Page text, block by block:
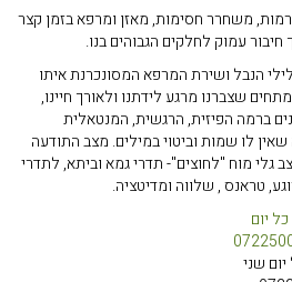
משחרר חסימות, מאזן ומרפא בזמן קצר
עמוק לחלקים הגבוהים בנו.
הנבל ושירת המרפא המסונכרנת איתו
שצברנו מרגע לידתנו ולאורך חיינו,
ברמה הפיזית, הרגשית, המנטאלית
לו שמות וביטוי במילים. מצב התודעה
גלי מוח "לחוצים"- תדרי גמא וביתא, לתדרי
טראנס , שלווה ומדיטציה.
שני